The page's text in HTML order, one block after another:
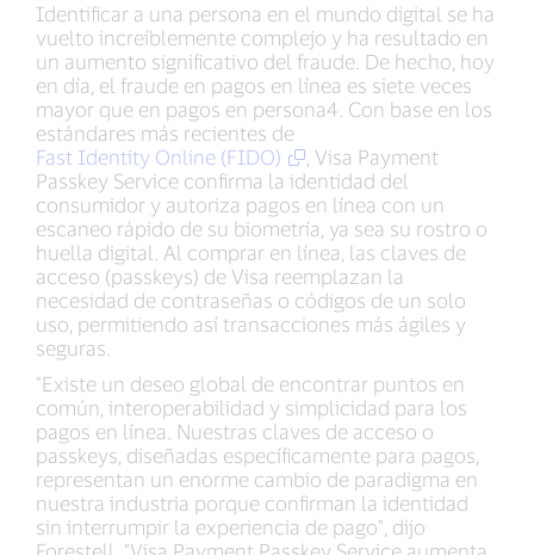
Identificar a una persona en el mundo digital se ha
vuelto increíblemente complejo y ha resultado en
un aumento significativo del fraude. De hecho, hoy
en día, el fraude en pagos en línea es siete veces
mayor que en pagos en persona4. Con base en los
estándares más recientes de
Fast Identity Online (FIDO)
, Visa Payment
Passkey Service confirma la identidad del
consumidor y autoriza pagos en línea con un
escaneo rápido de su biometría, ya sea su rostro o
huella digital. Al comprar en línea, las claves de
acceso (passkeys) de Visa reemplazan la
necesidad de contraseñas o códigos de un solo
uso, permitiendo así transacciones más ágiles y
seguras.
"Existe un deseo global de encontrar puntos en
común, interoperabilidad y simplicidad para los
pagos en línea. Nuestras claves de acceso o
passkeys, diseñadas específicamente para pagos,
representan un enorme cambio de paradigma en
nuestra industria porque confirman la identidad
sin interrumpir la experiencia de pago", dijo
Forestell. "Visa Payment Passkey Service aumenta